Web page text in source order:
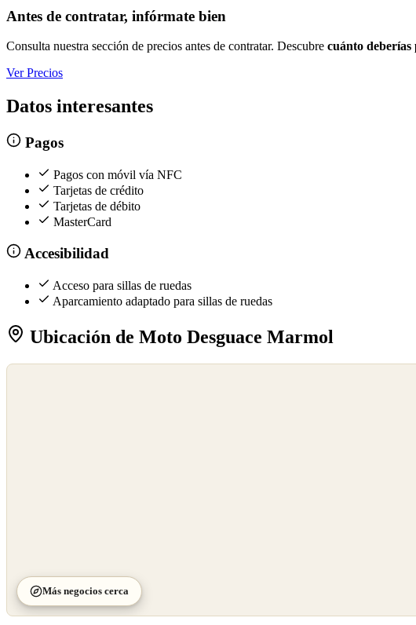
Antes de contratar, infórmate bien
Consulta nuestra sección de precios antes de contratar. Descubre cuánto deberías
Ver Precios
Datos interesantes
Pagos
Pagos con móvil vía NFC
Tarjetas de crédito
Tarjetas de débito
MasterCard
Accesibilidad
Acceso para sillas de ruedas
Aparcamiento adaptado para sillas de ruedas
Ubicación de Moto Desguace Marmol
Más negocios cerca